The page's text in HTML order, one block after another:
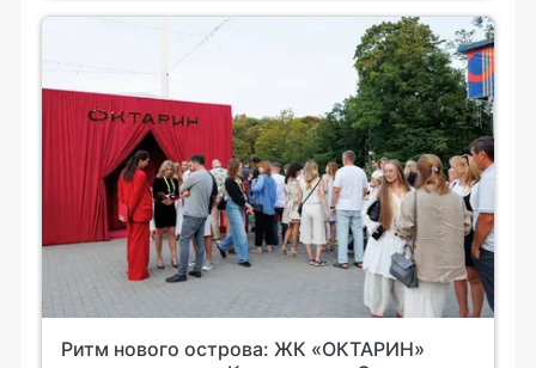
Ритм нового острова: ЖК «ОКТАРИН»